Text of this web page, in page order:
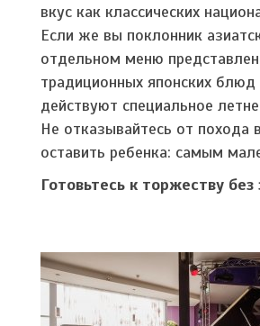
вкус как классических
Если же вы поклонник
отдельном меню
традиционных японских
действуют специальное
Не отказывайтесь от похода
оставить ребенка: самым
Готовьтесь к торжеству